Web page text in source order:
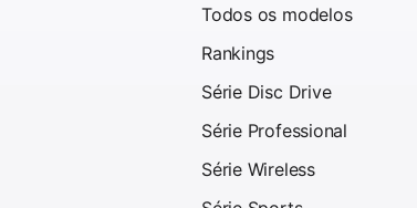
Todos os modelos
Rankings
Série Disc Drive
Série Professional
Série Wireless